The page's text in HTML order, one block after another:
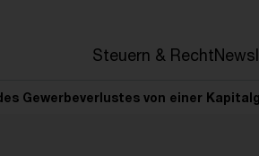
Steuern & Recht
Gewerbeverlustes von einer